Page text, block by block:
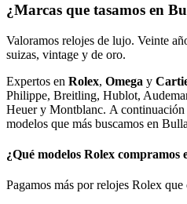
¿Marcas que tasamos en
Valoramos relojes de lujo. Veinte
suizas, vintage y de oro.
Expertos en Rolex, Omega y
Philippe, Breitling, Hublot,
Heuer y Montblanc. A continuación
modelos que más buscamos en
¿Qué modelos Rolex compramos
Pagamos más por relojes Rolex